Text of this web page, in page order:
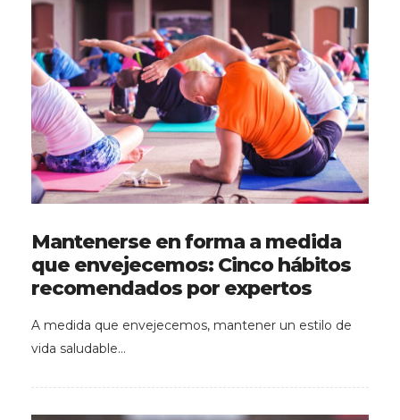
Mantenerse en forma a medida
que envejecemos: Cinco hábitos
recomendados por expertos
A medida que envejecemos, mantener un estilo de
vida saludable…